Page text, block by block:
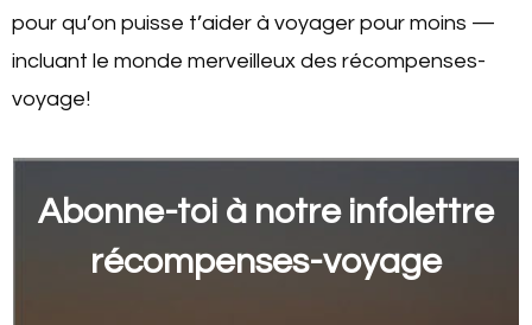
pour qu’on puisse t’aider à voyager pour moins —
incluant le monde merveilleux des récompenses-
voyage!
Abonne-toi à notre infolettre
récompenses-voyage